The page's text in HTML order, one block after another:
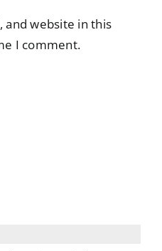
and website in this
I comment.